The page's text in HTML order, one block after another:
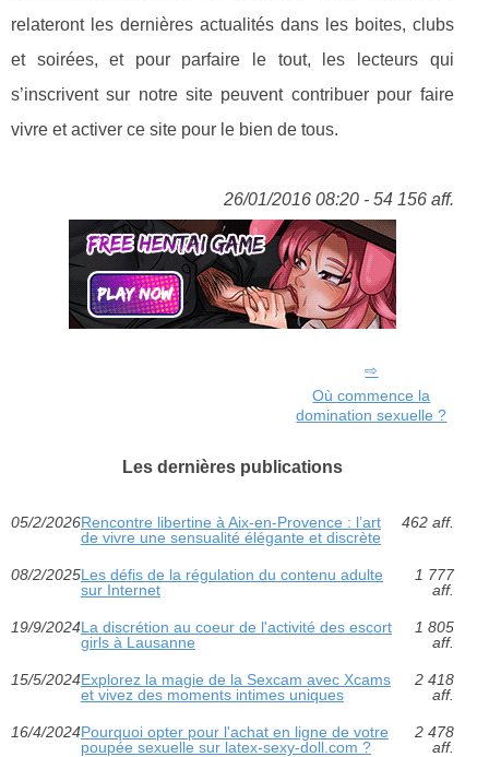
relateront les dernières actualités dans les boites, clubs
et soirées, et pour parfaire le tout, les lecteurs qui
s’inscrivent sur notre site peuvent contribuer pour faire
vivre et activer ce site pour le bien de tous.
26/01/2016 08:20 - 54 156 aff.
Où commence la
domination sexuelle ?
Les dernières publications
05/2/2026Rencontre libertine à Aix-en-Provence : l’art
de vivre une sensualité élégante et discrète
462 aff.
08/2/2025Les défis de la régulation du contenu adulte
sur Internet
1 777
aff.
19/9/2024La discrétion au coeur de l'activité des escort
girls à Lausanne
1 805
aff.
15/5/2024Explorez la magie de la Sexcam avec Xcams
et vivez des moments intimes uniques
2 418
aff.
16/4/2024Pourquoi opter pour l'achat en ligne de votre
poupée sexuelle sur latex-sexy-doll.com ?
2 478
aff.